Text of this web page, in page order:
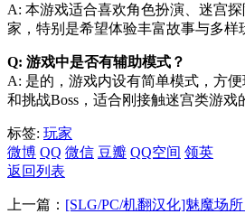
A: 本游戏适合喜欢角色扮演、迷宫
家，特别是希望体验丰富故事与多样
Q: 游戏中是否有辅助模式？
A: 是的，游戏内设有简单模式，方
和挑战Boss，适合刚接触迷宫类游戏
标签: 玩家
微博 QQ 微信 豆瓣 QQ空间 领英
返回列表
上一篇： [SLG/PC/机翻汉化]魅魔场